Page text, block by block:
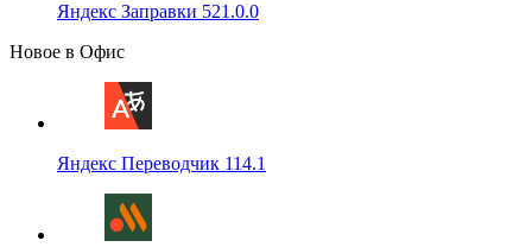
Яндекс Заправки 521.0.0
Новое в Офис
Яндекс Переводчик 114.1